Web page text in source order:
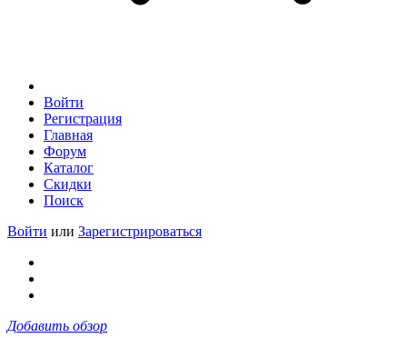
Войти
Регистрация
Главная
Форум
Каталог
Скидки
Поиск
Войти или Зарегистрироваться
Добавить обзор